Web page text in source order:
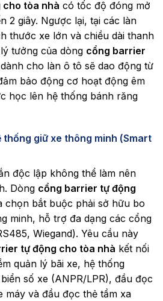
tòa nhà có tốc độ đóng mở
2 giây. Ngược lại, tại các làn
thước xe lớn và chiều dài thanh
tưởng của dòng cổng barrier
dành cho làn ô tô sẽ dao động từ
bảo động cơ hoạt động êm
học lên hệ thống bánh răng
thống giữ xe thông minh (Smart
độc lập không thể làm nên
Dòng cổng barrier tự động
chọn bắt buộc phải sở hữu bo
minh, hỗ trợ đa dạng các cổng
Wiegand). Yêu cầu này
tự động cho tòa nhà kết nối
quản lý bãi xe, hệ thống
số xe (ANPR/LPR), đầu đọc
máy và đầu đọc thẻ tầm xa